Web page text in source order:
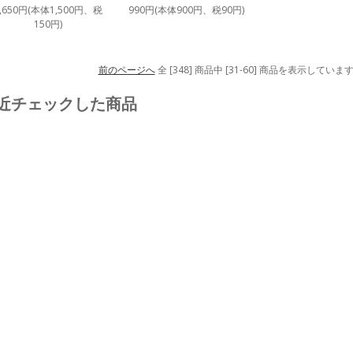
円(本体1,500円、税
150円)
990円(本体900円、税90円)
前のページへ全 [348] 商品中 [31-60] 商品を表示しています
チェックした商品